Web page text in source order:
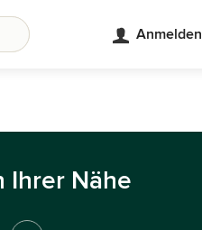
Anmelden
Ihrer Nähe